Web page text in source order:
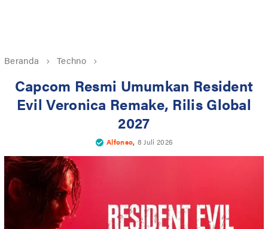
Beranda Techno
Capcom Resmi Umumkan Resident
Evil Veronica Remake, Rilis Global
2027
Alfonso, 8 Juli 2026